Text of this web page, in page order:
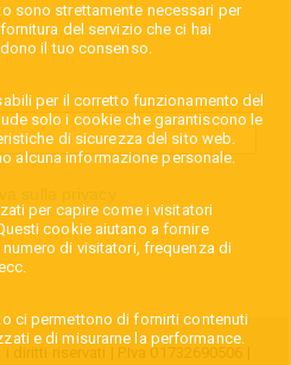
diritti riservati | P.Iva 01732690506 |
sono strettamente necessari per
del servizio che ci hai
il tuo consenso.
per il corretto funzionamento del
solo i cookie che garantiscono le
di sicurezza del sito web.
alcuna informazione personale.
per capire come i visitatori
cookie aiutano a fornire
di visitatori, frequenza di
ci permettono di fornirti contenuti
e di misurarne la performance.